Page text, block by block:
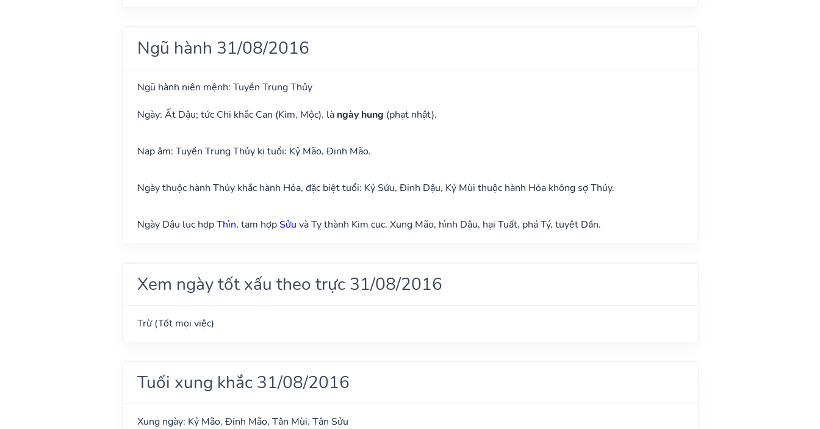
Ngũ hành 31/08/2016
Ngũ hành niên mệnh: Tuyền Trung Thủy
Ngày: Ất Dậu; tức Chi khắc Can (Kim, Mộc), là ngày hung (phạt nhật).
Nạp âm: Tuyền Trung Thủy kị tuổi: Kỷ Mão, Đinh Mão.
Ngày thuộc hành Thủy khắc hành Hỏa, đặc biệt tuổi: Kỷ Sửu, Đinh Dậu, Kỷ Mùi thuộc hành Hỏa không sợ Thủy.
Ngày Dậu lục hợpThìn, tam hợpSửu và Tỵ thành Kim cục. Xung Mão, hình Dậu, hại Tuất, phá Tý, tuyệt Dần.
Xem ngày tốt xấu theo trực 31/08/2016
Trừ (Tốt mọi việc)
Tuổi xung khắc 31/08/2016
Xung ngày: Kỷ Mão, Đinh Mão, Tân Mùi, Tân Sửu